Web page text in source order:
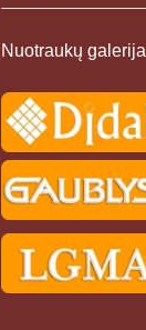
Nuotraukų galerija